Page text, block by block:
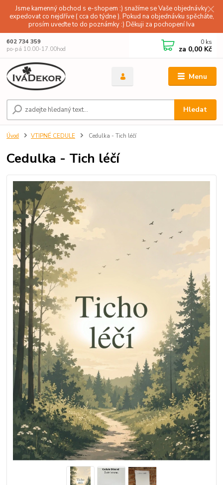
Jsme kamenný obchod s e-shopem :) snažíme se Vaše objednávky
expedovat co nejdříve ( cca do týdne ). Pokud na objednávku spěcháte,
prosím uveďte to do poznámky :) Děkuji za pochopení Iva
Menu
Hledat
602 734 359
po-pá 10.00-17.00hod
0 ks
za 0,00 Kč
Úvod VTIPNÉ CEDULE Cedulka - Tich léčí
Cedulka - Tich léčí